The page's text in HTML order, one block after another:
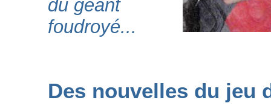
du géant
foudroyé...
Des nouvelles du jeu